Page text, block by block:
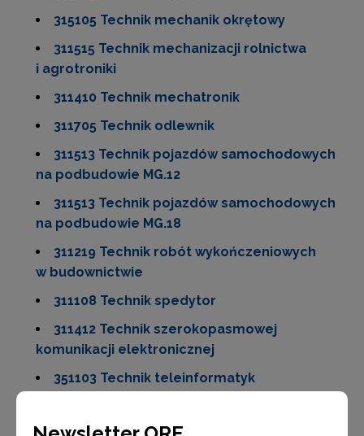
315105 Technik mechanik okrętowy
311515 Technik mechanizacji rolnictwa
i agrotroniki
311410 Technik mechatronik
311705 Technik odlewnik
311513 Technik pojazdów samochodowych
na podbudowie MG.12
311513 Technik pojazdów samochodowych
na podbudowie MG.18
311219 Technik robót wykończeniowych
w budownictwie
311108 Technik spedytor
311412 Technik szerokopasmowej
komunikacji elektronicznej
351103 Technik teleinformatyk